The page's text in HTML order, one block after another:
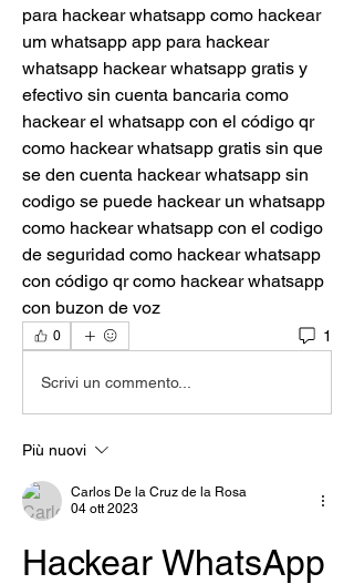
0 1
Scrivi un commento...
Più nuovi
Carlos De la Cruz de la Rosa
04 ott 2023
Hackear WhatsApp